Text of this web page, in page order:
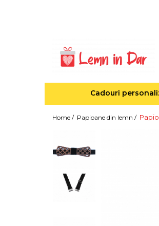
Agende din lemn
Decoratiuni pentru cei dragi
Sosete de Craciun
Magneti de Craciun
Cadouri
Home / Papioane din lemn /